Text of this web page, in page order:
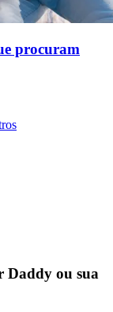
procuram
Daddy ou sua